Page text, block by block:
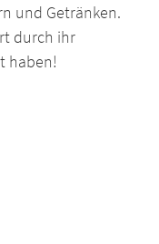
und Getränken.
durch ihr
haben!